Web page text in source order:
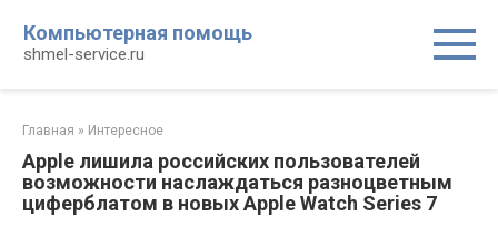
контенту
Компьютерная помощь
shmel-service.ru
Главная » Интересное
Apple лишила российских пользователей
возможности наслаждаться разноцветным
циферблатом в новых Apple Watch Series 7